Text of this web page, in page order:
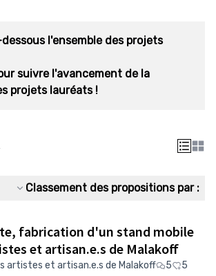
l'ensemble des projets
suivre l'avancement de la
projets lauréats !
Classement des propositions par :
fabrication d'un stand mobile
et artisan.e.s de Malakoff
artistes et artisan.e.s de Malakoff 5
5